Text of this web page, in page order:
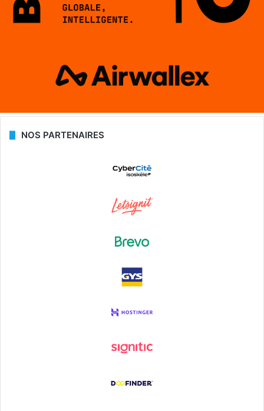
NOS PARTENAIRES